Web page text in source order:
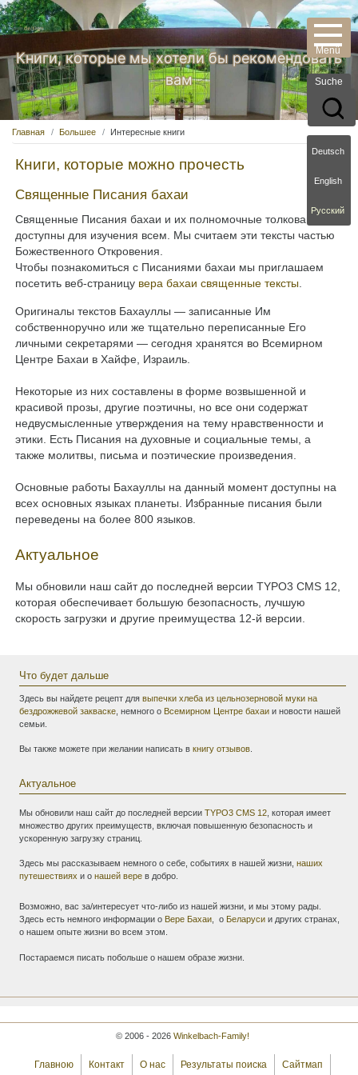
Suche
Deutsch
English
Русский
Книги, которые мы хотели бы рекомендовать
вам
Главная Большее Интересные книги
Книги, которые можно прочесть
Священные Писания бахаи
Священные Писания бахаи и их полномочные толкования
доступны для изучения всем. Мы считаем эти тексты частью
Божественного Откровения.
Чтобы познакомиться с Писаниями бахаи мы приглашаем
посетить веб-страницу вера бахаи священные тексты.
Оригиналы текстов Бахауллы — записанные Им
собственноручно или же тщательно переписанные Его
личными секретарями — сегодня хранятся во Всемирном
Центре Бахаи в Хайфе, Израиль.
Некоторые из них составлены в форме возвышенной и
красивой прозы, другие поэтичны, но все они содержат
недвусмысленные утверждения на тему нравственности и
этики. Есть Писания на духовные и социальные темы, а
также молитвы, письма и поэтические произведения.
Основные работы Бахауллы на данный момент доступны на
всех основных языках планеты. Избранные писания были
переведены на более 800 языков.
Актуальное
Мы обновили наш сайт до последней версии TYPO3 CMS 12,
которая обеспечивает большую безопасность, лучшую
скорость загрузки и другие преимущества 12-й версии.
Что будет дальше
Здесь вы найдете рецепт для выпечки хлеба из цельнозерновой муки на
бездрожжевой закваске, немного о Всемирном Центре бахаии новости нашей
семьи.
Вы также можете при желании написать в книгу отзывов.
Актуальное
Мы обновили наш сайт до последней версии TYPO3 CMS 12, которая имеет
множество других преимуществ, включая повышенную безопасность и
ускоренную загрузку страниц.
Здесь мы рассказываем немного о себе, событиях в нашей жизни, наших
путешествиях и о нашей верев добро.
Возможно, вас за/интересует что-либо из нашей жизни, и мы этому рады.
Здесьесть немного информации о Вере Бахаи, о Беларусии других странах,
о нашем опыте жизни во всем этом.
Постараемся писать побольше о нашем образе жизни.
© 2006 - 2026 Winkelbach-Family!
Главною Контакт О нас Результаты поиска Сайтмап